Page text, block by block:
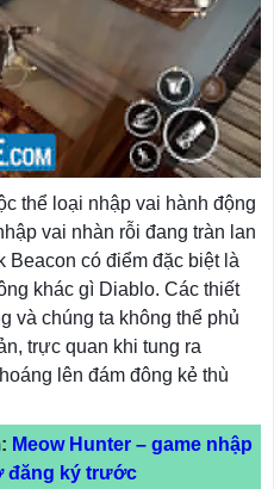
thể loại nhập vai hành động
vai nhàn rỗi đang tràn lan
Beacon có điểm đặc biệt là
khác gì Diablo. Các thiết
và chúng ta không thể phủ
trực quan khi tung ra
lên đám đông kẻ thù
Meow Hunter – game nhập
đăng ký trước